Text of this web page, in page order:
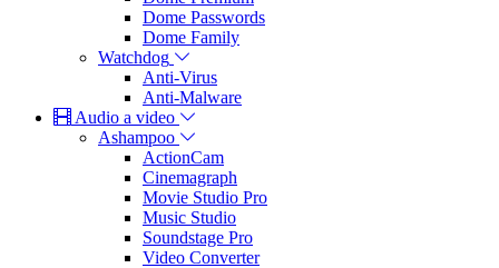
Dome Passwords
Dome Family
Watchdog
Anti-Virus
Anti-Malware
Audio a video
Ashampoo
ActionCam
Cinemagraph
Movie Studio Pro
Music Studio
Soundstage Pro
Video Converter